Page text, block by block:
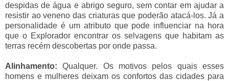
despidas de água e abrigo seguro, sem contar em ajudar a
resistir ao veneno das criaturas que poderão atacá-los. Já a
personalidade é um atributo que pode influenciar na hora
que o Explorador encontrar os selvagens que habitam as
terras recém descobertas por onde passa.
Alinhamento:Qualquer. Os motivos pelos quais esses
homens e mulheres deixam os confortos das cidades para